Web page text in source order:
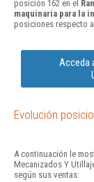
posición 162 en el
maquinaria para la
posiciones respecto
Acceda
Evolución
A continuación le
Mecanizados Y
según sus ventas: